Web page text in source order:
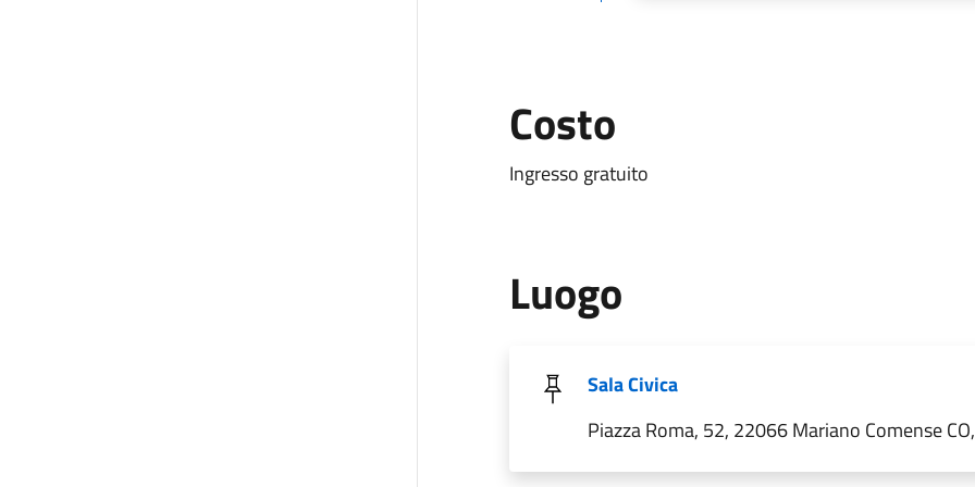
Costo
Ingresso gratuito
Luogo
Sala Civica
Piazza Roma, 52, 22066 Mariano Comense